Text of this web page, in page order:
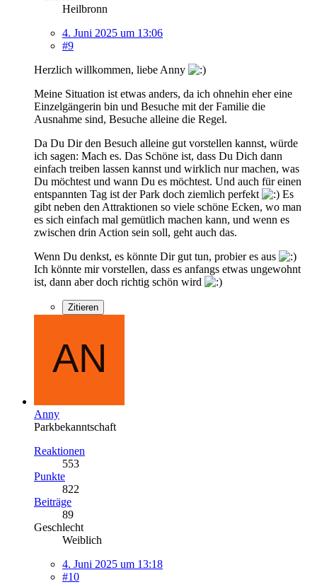
Heilbronn
4. Juni 2025 um 13:06
#9
Herzlich willkommen, liebe Anny
Meine Situation ist etwas anders, da ich ohnehin eher eine
Einzelgängerin bin und Besuche mit der Familie die
Ausnahme sind, Besuche alleine die Regel.
Da Du Dir den Besuch alleine gut vorstellen kannst, würde
ich sagen: Mach es. Das Schöne ist, dass Du Dich dann
einfach treiben lassen kannst und wirklich nur machen, was
Du möchtest und wann Du es möchtest. Und auch für einen
entspannten Tag ist der Park doch ziemlich perfekt
Es
gibt neben den Attraktionen so viele schöne Ecken, wo man
es sich einfach mal gemütlich machen kann, und wenn es
zwischen drin Action sein soll, geht auch das.
Wenn Du denkst, es könnte Dir gut tun, probier es aus
Ich könnte mir vorstellen, dass es anfangs etwas ungewohnt
ist, dann aber doch richtig schön wird
Zitieren
Anny
Parkbekanntschaft
Reaktionen
553
Punkte
822
Beiträge
89
Geschlecht
Weiblich
4. Juni 2025 um 13:18
#10